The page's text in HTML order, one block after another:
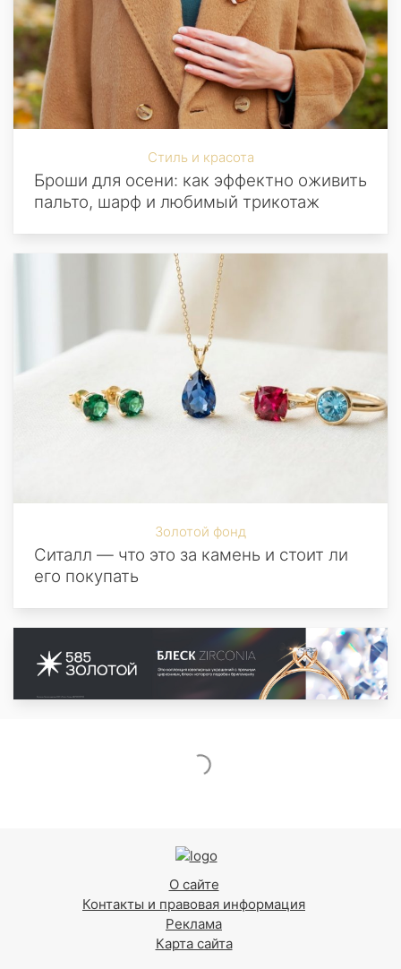
Стиль и красота
Броши для осени: как эффектно оживить
пальто, шарф и любимый трикотаж
Золотой фонд
Ситалл — что это за камень и стоит ли
его покупать
О сайте
Контакты и правовая информация
Реклама
Карта сайта